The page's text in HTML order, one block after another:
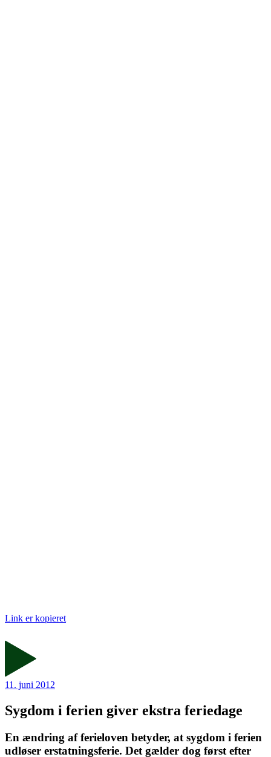
Link er kopieret
11. juni 2012
Sygdom i ferien giver ekstra feriedage
En ændring af ferieloven betyder, at sygdom i ferien
udløser erstatningsferie. Det gælder dog først efter